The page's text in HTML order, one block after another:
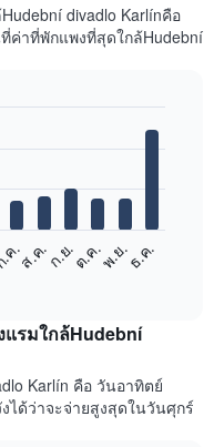
divadlo Karlínคือ
ค่าที่พักแพงที่สุดใกล้Hudební
.
ส.ค.ก.ย.ต.ค.พ.ย.ธ.ค.
รมใกล้Hudební
Karlín คือ วันอาทิตย์
ได้ว่าจะจ่ายสูงสุดในวันศุกร์